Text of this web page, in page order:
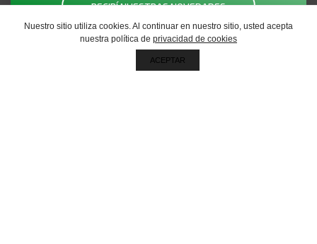
RECIBÍ NUESTRAS NOVEDADES
Nuestro sitio utiliza cookies. Al continuar en nuestro sitio, usted acepta
nuestra política de privacidad de cookies
ACEPTAR